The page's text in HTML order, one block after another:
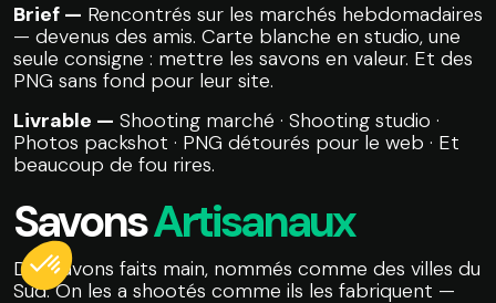
Brief — Rencontrés sur les marchés hebdomadaires
— devenus des amis. Carte blanche en studio, une
seule consigne : mettre les savons en valeur. Et des
PNG sans fond pour leur site.
Livrable — Shooting marché · Shooting studio ·
Photos packshot · PNG détourés pour le web · Et
beaucoup de fou rires.
SavonsArtisanaux
Des savons faits main, nommés comme des villes du
Sud. On les a shootés comme ils les fabriquent —